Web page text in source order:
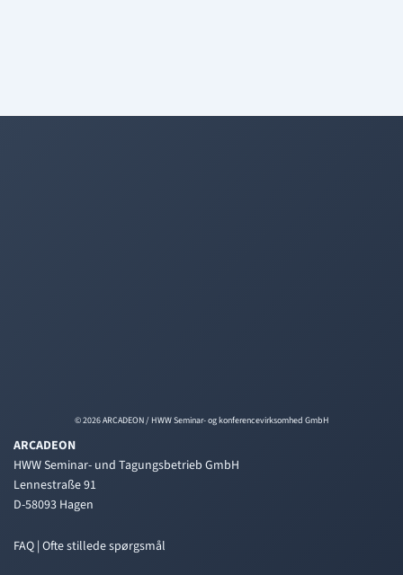
© 2026 ARCADEON / HWW Seminar- og konferencevirksomhed GmbH
ARCADEON
HWW Seminar- und Tagungsbetrieb GmbH
Lennestraße 91
D-58093 Hagen
FAQ | Ofte stillede spørgsmål